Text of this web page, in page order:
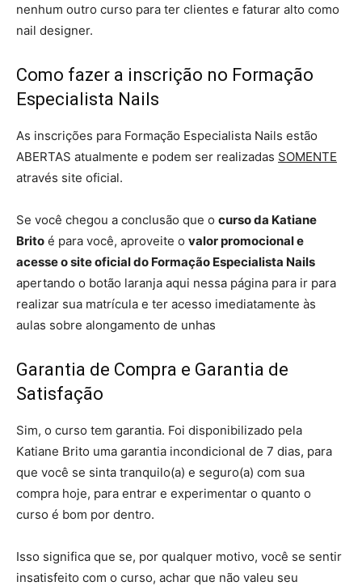
nenhum outro curso para ter clientes e faturar alto como
nail designer.
Como fazer a inscrição no Formação
Especialista Nails
As inscrições para Formação Especialista Nails estão
ABERTAS atualmente e podem ser realizadas SOMENTE
através site oficial.
Se você chegou a conclusão que o curso da Katiane
Brito é para você, aproveite o valor promocional e
acesse o site oficial do Formação Especialista Nails
apertando o botão laranja aqui nessa página para ir para
realizar sua matrícula e ter acesso imediatamente às
aulas sobre alongamento de unhas
Garantia de Compra e Garantia de
Satisfação
Sim, o curso tem garantia. Foi disponibilizado pela
Katiane Brito uma garantia incondicional de 7 dias, para
que você se sinta tranquilo(a) e seguro(a) com sua
compra hoje, para entrar e experimentar o quanto o
curso é bom por dentro.
Isso significa que se, por qualquer motivo, você se sentir
insatisfeito com o curso, achar que não valeu seu